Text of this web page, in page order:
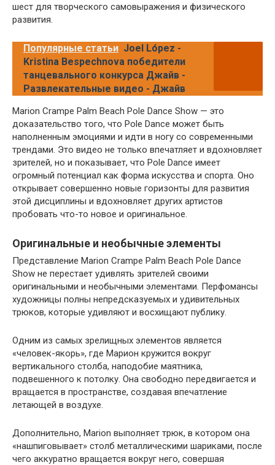
шест для творческого самовыражения и физического
развития.
Популярные статьи Joel López -
Kristina Bespechnova победители
танцевального конкурса Джайв -
Развлекательные видео - Джайв
Marion Crampe Palm Beach Pole Dance Show — это
доказательство того, что Pole Dance может быть
наполненным эмоциями и идти в ногу со современными
трендами. Это видео не только впечатляет и вдохновляет
зрителей, но и показывает, что Pole Dance имеет
огромный потенциал как форма искусства и спорта. Оно
открывает совершенно новые горизонты для развития
этой дисциплины и вдохновляет других артистов
пробовать что-то новое и оригинальное.
Оригинальные и необычные элементы
Представление Marion Crampe Palm Beach Pole Dance
Show не перестает удивлять зрителей своими
оригинальными и необычными элементами. Перфомансы
художницы полны непредсказуемых и удивительных
трюков, которые удивляют и восхищают публику.
Одним из самых зрелищных элементов является
«человек-якорь», где Марион кружится вокруг
вертикального столба, наподобие маятника,
подвешенного к потолку. Она свободно передвигается и
вращается в пространстве, создавая впечатление
летающей в воздухе.
Дополнительно, Marion выполняет трюк, в котором она
«нашпиговывает» столб металлическими шариками, после
чего аккуратно вращается вокруг него, совершая